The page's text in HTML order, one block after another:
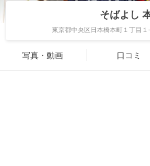
そばよし
東京都中央区日本橋本町１丁目
写真・動画 口コミ